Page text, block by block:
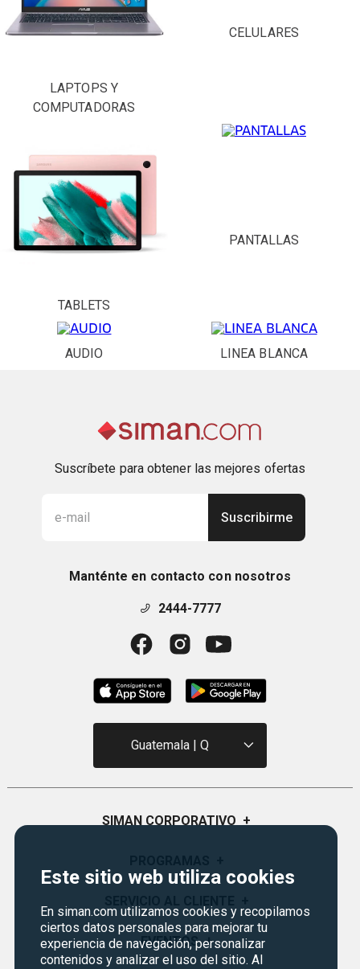
Este sitio web utiliza cookies
En siman.com utilizamos cookies y recopilamos
ciertos datos personales para mejorar tu
experiencia de navegación, personalizar
contenidos y analizar el uso del sitio. Al
LAPTOPS Y
COMPUTADORAS
CELULARES
TABLETS
PANTALLAS
AUDIO LINEA BLANCA
Suscríbete para obtener las mejores ofertas
Suscribirme
Manténte en contacto con nosotros
2444-7777
Guatemala | Q
SIMAN CORPORATIVO +
Visión y Misión
Historia
Sucursales
Servicios
Certificados de Regalo
Siman PRO
Preguntas Frecuentes
EVENTOS +